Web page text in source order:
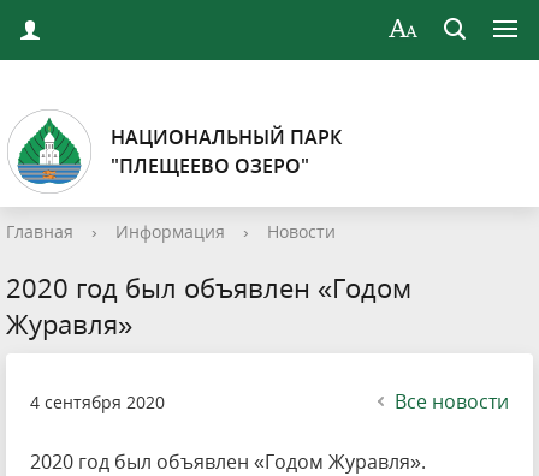
НАЦИОНАЛЬНЫЙ ПАРК
"ПЛЕЩЕЕВО ОЗЕРО"
Главная › Информация › Новости
2020 год был объявлен «Годом
Журавля»
4 сентября 2020 Все новости
2020 год был объявлен «Годом Журавля».